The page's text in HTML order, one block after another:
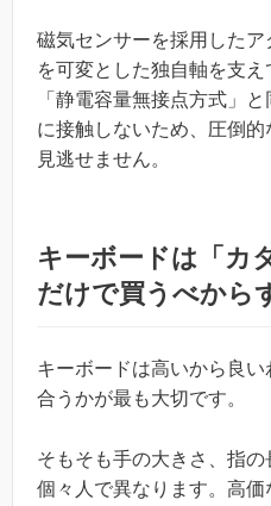
磁気センサーを採用した
を可変とした独自軸を支
「静電容量無接点方式」
に接触しないため、圧倒
見逃せません。
キーボードは「カ
だけで買うべから
キーボードは高いから良
合うかが最も大切です。
そもそも手の大きさ、指
個々人で異なります。高価